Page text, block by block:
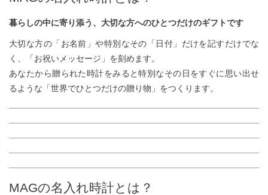
暮らしの中に寄り添う、大切な方へのひとつだけのギフトです
大切な方の「お名前」や特別なその「日付」だけを記すだけでな
く、「お祝いメッセージ」を刻めます。
あなたから贈られた時計をみると特別なその日をすぐに思い出せ
るような「世界でひとつだけの贈り物」をつくります。
MAGの名入れ時計とは？